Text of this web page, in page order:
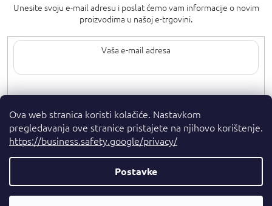
Ova web stranica koristi kolačiće. Nastavkom
pregledavanja ove stranice pristajete na njihovo korištenje.
https://business.safety.google/privacy/
Postavke
Unesite svoju e-mail adresu i poslat ćemo vam informacije o novim
proizvodima u našoj e-trgovini.
Upisom svoje e-pošte pristajete nauvjete privatnosti.
Autorska prava 2026Parfumshop.hr. Sva prava pridržana.